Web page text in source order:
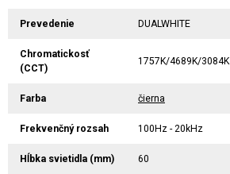
Prevedenie DUALWHITE
Chromatickosť
(CCT)
1757K/4689K/3084K
Farba čierna
Frekvenčný rozsah 100Hz - 20kHz
Hĺbka svietidla (mm) 60